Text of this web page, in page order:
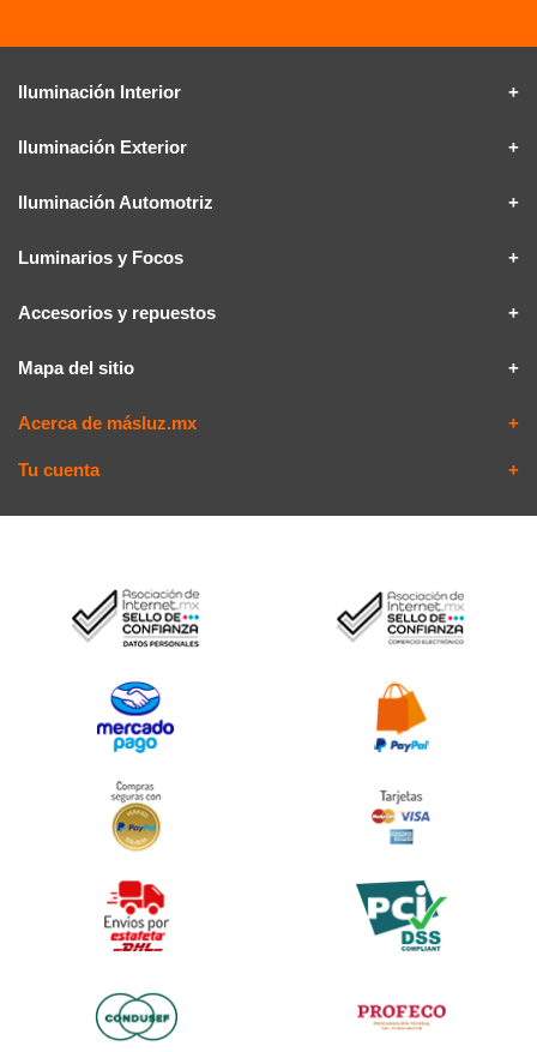
Iluminación Interior
Iluminación Exterior
Iluminación Automotriz
Luminarios y Focos
Accesorios y repuestos
Mapa del sitio
Acerca de másluz.mx
Tu cuenta